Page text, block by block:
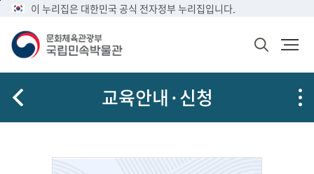
가
가
이 누리집은 대한민국 공식 전자정부 누리집입니다.
검
화
체
관
국
속
뉴
기
교육안내·신청
유